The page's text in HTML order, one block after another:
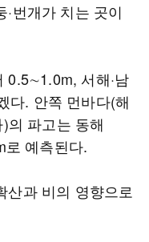
번개가 치는 곳이
0.5∼1.0m, 서해·남
다. 안쪽 먼바다(해
의 파고는 동해
예측된다.
산과 비의 영향으로